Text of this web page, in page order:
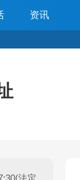
资讯
法定